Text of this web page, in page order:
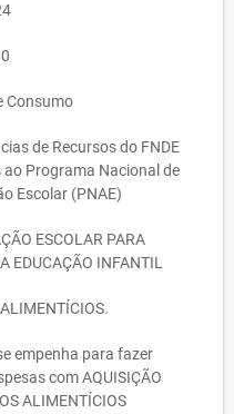
Consumo
de Recursos do FNDE
ao Programa Nacional de
Escolar (PNAE)
ESCOLAR PARA
EDUCAÇÃO INFANTIL
empenha para fazer
com AQUISIÇÃO
ALIMENTÍCIOS